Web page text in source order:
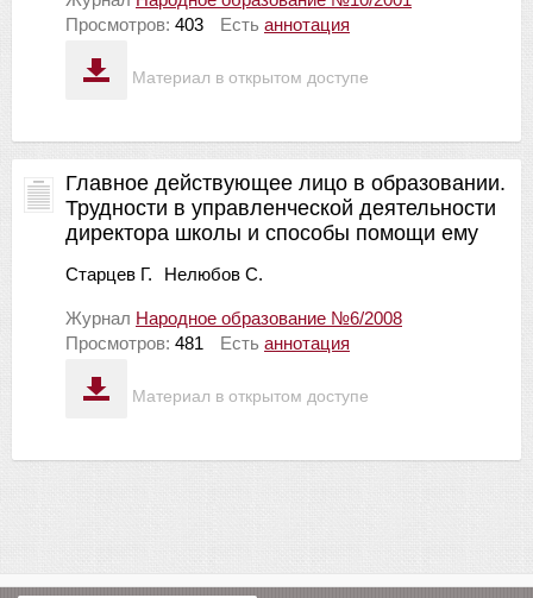
Материал в открытом доступе
Просмотров: 403 Есть аннотация
Материал в открытом доступе
Главное действующее лицо в образовании.
Трудности в управленческой деятельности
директора школы и способы помощи ему
Старцев Г. Нелюбов С.
Журнал Народное образование №6/2008
Просмотров: 481 Есть аннотация